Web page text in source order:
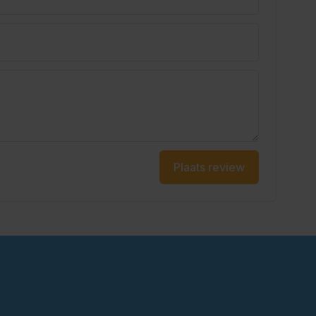
Plaats review